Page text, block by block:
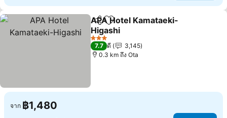
แชร์ เพิ่มในรายการโปรด
APA Hotel Kamataeki-
Higashi
3 ดาว
7.7 ดี
3,145
0.3 km ถึง Ota
จาก ฿1,480